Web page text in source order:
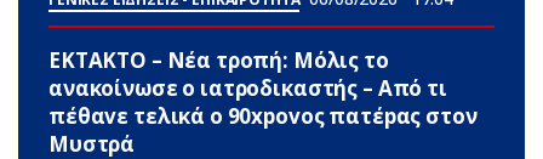
ΕΚΤΑΚΤΟ – Νέα τροπή: Μόλις το
ανακοίνωσε ο ιατροδικαστής – Από τι
πέθαvε τελικά ο 90xpovoς πατέpας στον
Μυστρά